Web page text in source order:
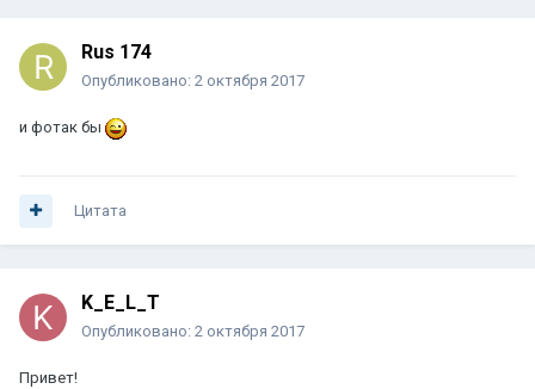
Rus 174
Опубликовано: 2 октября 2017
и фотак бы
Цитата
K_E_L_T
Опубликовано: 2 октября 2017
Привет!